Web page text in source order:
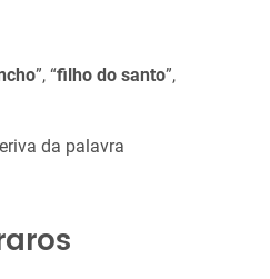
”, “filho do santo”,
da palavra